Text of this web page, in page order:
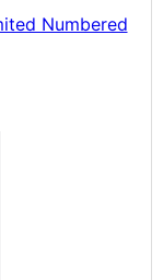
Numbered